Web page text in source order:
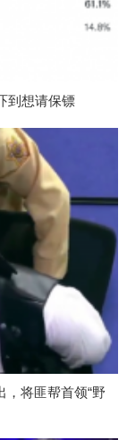
到想请保镖
，将匪帮首领“野